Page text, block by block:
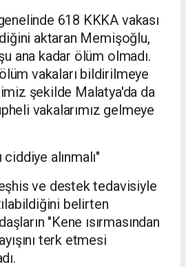
618 KKKA vakası
aktaran Memişoğlu,
ana kadar ölüm olmadı.
vakaları bildirilmeye
şekilde Malatya'da da
vakalarımız gelmeye
ciddiye alınmalı"
ve destek tedavisiyle
belirten
"Kene ısırmasından
terk etmesi